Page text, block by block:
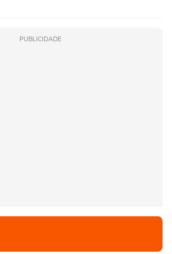
PUBLICIDADE